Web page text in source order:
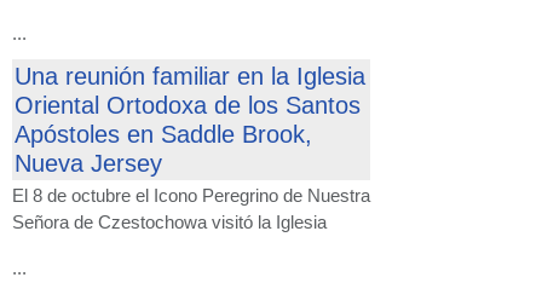
...
Una reunión familiar en la Iglesia
Oriental Ortodoxa de los Santos
Apóstoles en Saddle Brook,
Nueva Jersey
El 8 de octubre el Icono Peregrino de Nuestra
Señora de Czestochowa visitó la Iglesia
...